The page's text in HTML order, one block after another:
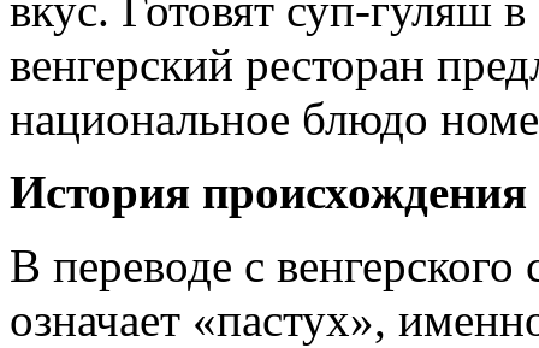
венгерский ресторан
национальное блюдо
История
В переводе с
означает «пастух»,